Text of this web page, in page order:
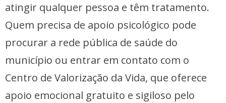
atingir qualquer pessoa e têm tratamento.
Quem precisa de apoio psicológico pode
procurar a rede pública de saúde do
município ou entrar em contato com o
Centro de Valorização da Vida, que oferece
apoio emocional gratuito e sigiloso pelo